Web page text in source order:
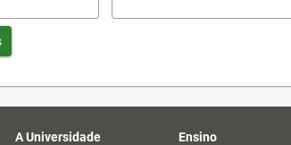
A Universidade Ensino